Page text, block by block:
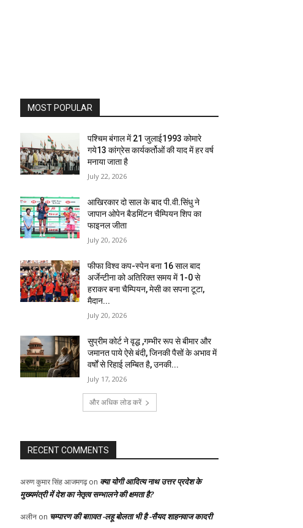
MOST POPULAR
पश्चिम बंगाल में 21 जुलाई1993 कोमारे
गये13 कांग्रेस कार्यकर्तोओं की याद में हर वर्ष
मनाया जाता है
July 22, 2026
आखिरकार दो साल के बाद पी.वी.सिंधु ने
जापान ओपेन बैडमिंटन चैम्पियन शिप का
फाइनल जीता
July 20, 2026
फीफा विश्व कप-स्पेन बना 16 साल बाद
अर्जेन्टीना को अतिरिक्त समय में 1-0 से
हराकर बना चैम्पियन, मेसी का सपना टूटा,
मैदान...
July 20, 2026
सुप्रीम कोर्ट ने वृद्ध ,गम्भीर रूप से बीमार और
जमानत पाये ऐसे बंदी, जिनकी पैसों के अभाव में
वर्षों से रिहाई लम्बित है, उनकी...
July 17, 2026
और अधिक लोड करें
RECENT COMMENTS
अरुण कुमार सिंह आजमगढ़on क्या योगी आदित्य नाथ उत्तर प्रदेश के
मुख्यमंत्री में देश का नेतृत्व सम्भालने की क्षमता है?
अलीन on चम्पारण की बग़ावत -लहू बोलता भी है -सैयद शाहनवाज कादरी